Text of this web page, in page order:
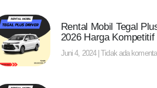
Rental Mobil Tegal
2026 Harga Kompetitif
Juni 4, 2024 Tidak ada